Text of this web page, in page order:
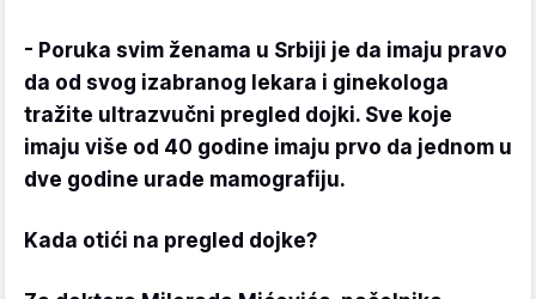
- Poruka svim ženama u Srbiji je da imaju pravo
da od svog izabranog lekara i ginekologa
tražite ultrazvučni pregled dojki. Sve koje
imaju više od 40 godine imaju prvo da jednom u
dve godine urade mamografiju.
Kada otići na pregled dojke?